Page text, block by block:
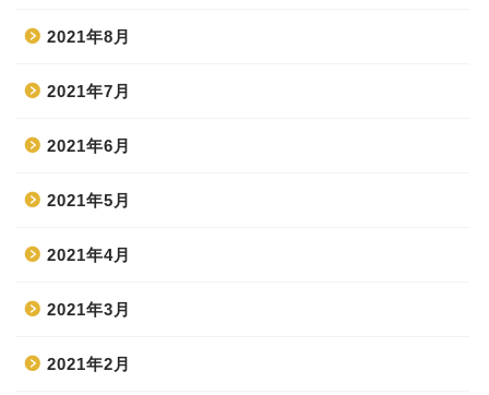
2021年8月
2021年7月
2021年6月
2021年5月
2021年4月
2021年3月
2021年2月